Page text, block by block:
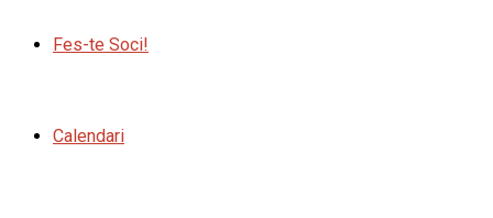
Fes-te Soci!
Calendari